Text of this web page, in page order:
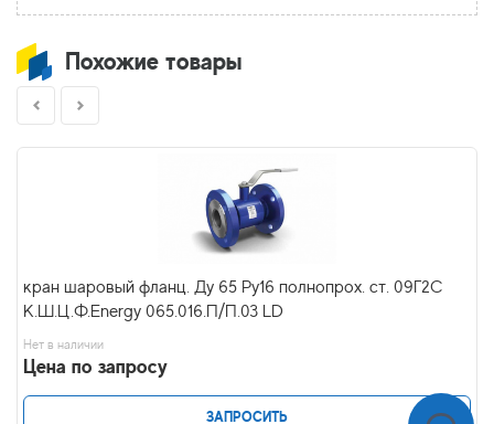
Похожие товары
кран шаровый фланц. Ду 65 Ру16 полнопрох. ст. 09Г2С
К.Ш.Ц.Ф.Energy 065.016.П/П.03 LD
Нет в наличии
Цена по запросу
ЗАПРОСИТЬ